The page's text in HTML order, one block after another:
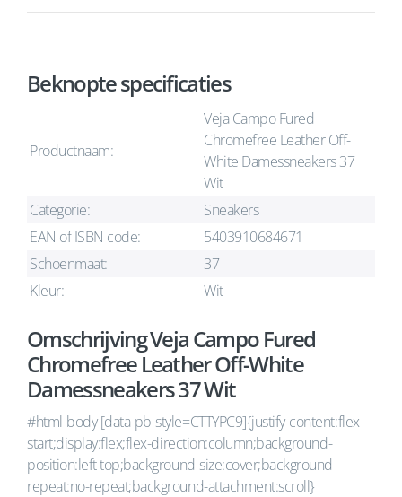
Beknopte specificaties
Productnaam:
Veja Campo Fured
Chromefree Leather Off-
White Damessneakers 37
Wit
Categorie:
Sneakers
EAN of ISBN code:
5403910684671
Schoenmaat:
37
Kleur:
Wit
Omschrijving Veja Campo Fured
Chromefree Leather Off-White
Damessneakers 37 Wit
#html-body [data-pb-style=CTTYPC9]{justify-content:flex-
start;display:flex;flex-direction:column;background-
position:left top;background-size:cover;background-
repeat:no-repeat;background-attachment:scroll}